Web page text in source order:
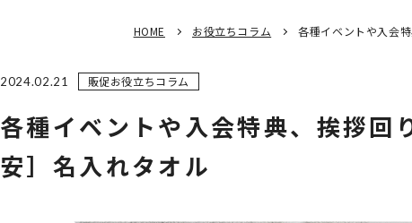
バスグッズ
コスメグッズ
食品・スイーツ
101～150円
251～300円
HOME お役立ちコラム 各種イベントや入会
2024.02.21 販促お役立ちコラム
各種イベントや入会特典、挨拶回
安］名入れタオル